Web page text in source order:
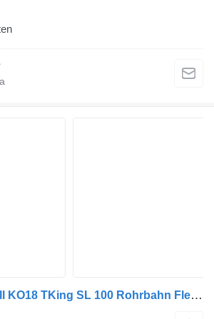
Schmitz Cargobull KO18 TKing SL 100 Rohrbahn Fleisch